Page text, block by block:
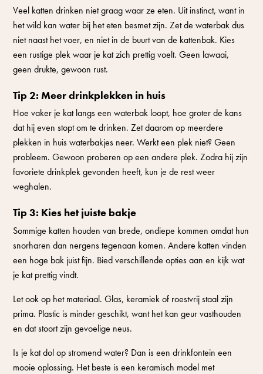
Veel katten drinken niet graag waar ze eten. Uit instinct, want in
het wild kan water bij het eten besmet zijn. Zet de waterbak dus
niet naast het voer, en niet in de buurt van de kattenbak. Kies
een rustige plek waar je kat zich prettig voelt. Geen lawaai,
geen drukte, gewoon rust.
Tip 2: Meer drinkplekken in huis
Hoe vaker je kat langs een waterbak loopt, hoe groter de kans
dat hij even stopt om te drinken. Zet daarom op meerdere
plekken in huis waterbakjes neer. Werkt een plek niet? Geen
probleem. Gewoon proberen op een andere plek. Zodra hij zijn
favoriete drinkplek gevonden heeft, kun je de rest weer
weghalen.
Tip 3: Kies het juiste bakje
Sommige katten houden van brede, ondiepe kommen omdat hun
snorharen dan nergens tegenaan komen. Andere katten vinden
een hoge bak juist fijn. Bied verschillende opties aan en kijk wat
je kat prettig vindt.
Let ook op het materiaal. Glas, keramiek of roestvrij staal zijn
prima. Plastic is minder geschikt, want het kan geur vasthouden
en dat stoort zijn gevoelige neus.
Is je kat dol op stromend water? Dan is een drinkfontein een
mooie oplossing. Het beste is een keramisch model met